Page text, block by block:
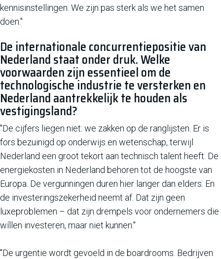
kennisinstellingen. We zijn pas sterk als we het samen
doen."
De internationale concurrentiepositie van
Nederland staat onder druk. Welke
voorwaarden zijn essentieel om de
technologische industrie te versterken en
Nederland aantrekkelijk te houden als
vestigingsland?
"De cijfers liegen niet: we zakken op de ranglijsten. Er is
fors bezuinigd op onderwijs en wetenschap, terwijl
Nederland een groot tekort aan technisch talent heeft. De
energiekosten in Nederland behoren tot de hoogste van
Europa. De vergunningen duren hier langer dan elders. En
de investeringszekerheid neemt af. Dat zijn geen
luxeproblemen – dat zijn drempels voor ondernemers die
wíllen investeren, maar niet kunnen."
"De urgentie wordt gevoeld in de boardrooms. Bedrijven